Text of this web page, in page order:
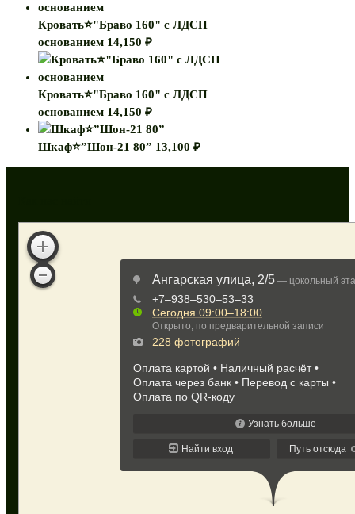
Кровать⭐"Браво 160" с ЛДСП
основанием 14,150 ₽
Кровать⭐"Браво 160" с ЛДСП
основанием 14,150 ₽
Шкаф⭐”Шон-21 80” 13,100 ₽